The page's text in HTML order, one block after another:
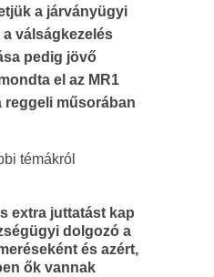
a járványügyi
válságkezelés
pedig jövő
el az MR1
reggeli műsorában
témákról
extra juttatást kap
dolgozó a
és azért,
ők vannak